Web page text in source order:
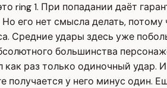
ring 1. При попадании даёт
Но его нет смысла делать,
Средние удары здесь уже
большинства
раз только одиночный
получается у него минус